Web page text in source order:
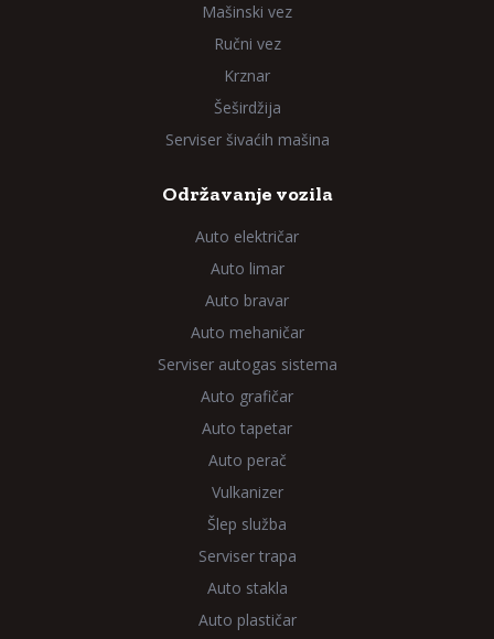
Mašinski vez
Ručni vez
Krznar
Šeširdžija
Serviser šivaćih mašina
Održavanje vozila
Auto električar
Auto limar
Auto bravar
Auto mehaničar
Serviser autogas sistema
Auto grafičar
Auto tapetar
Auto perač
Vulkanizer
Šlep služba
Serviser trapa
Auto stakla
Auto plastičar